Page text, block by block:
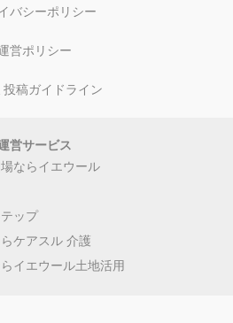
バシーポリシー
営ポリシー
投稿ガイドライン
営サービス
ならイエウール
ップ
ケアスル 介護
イエウール土地活用